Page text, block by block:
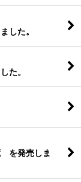
した。
た。
を発売しま